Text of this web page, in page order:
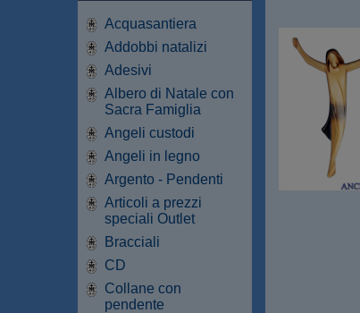
Acquasantiera
Addobbi natalizi
Adesivi
Albero di Natale con
Sacra Famiglia
Angeli custodi
Angeli in legno
Argento - Pendenti
Articoli a prezzi
speciali Outlet
Bracciali
CD
Collane con
pendente